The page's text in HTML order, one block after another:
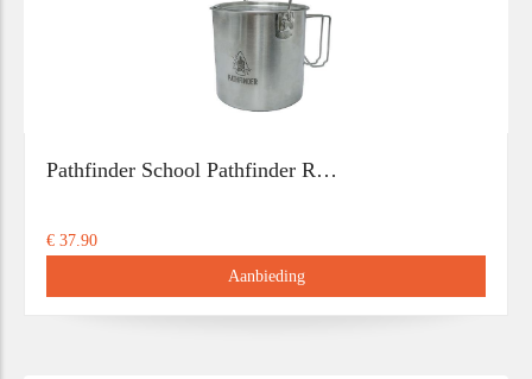
Pathfinder School Pathfinder R…
€ 37.90
Aanbieding